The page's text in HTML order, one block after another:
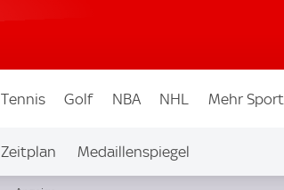
Tennis Golf NBA NHL Mehr Sport
Zeitplan Medaillenspiegel